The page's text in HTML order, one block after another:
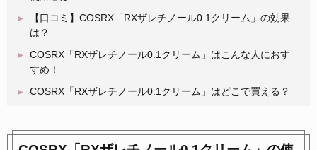
【口コミ】COSRX「RXザレチノール0.1クリーム」の効果
は？
COSRX「RXザレチノール0.1クリーム」はこんな人におす
すめ！
COSRX「RXザレチノール0.1クリーム」はどこで買える？